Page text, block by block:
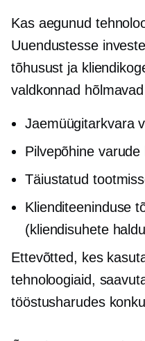
Kas aegunud
Uuendustesse
tõhusust ja
valdkonnad
Jaemüügitarkvara
Pilvepõhinevarude
Täiustatud
Klienditeeninduse
(kliendisuhete
Ettevõtted, kes
tehnoloogiaid,
tööstusharudes